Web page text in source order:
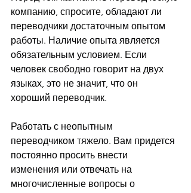
компанию, спросите, обладают ли
переводчики достаточным опытом
работы. Наличие опыта является
обязательным условием. Если
человек свободно говорит на двух
языках, это не значит, что он
хороший переводчик.
Работать с неопытным
переводчиком тяжело. Вам придется
постоянно просить внести
изменения или отвечать на
многочисленные вопросы о